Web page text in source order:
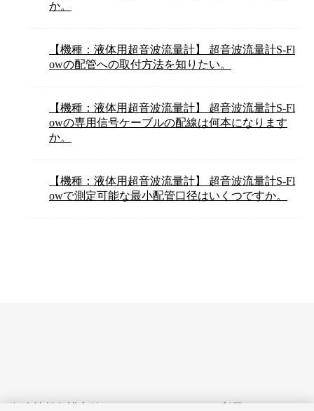
か。
【機種：液体用超音波流量計】 超音波流量計S-Fl
owの配管への取付方法を知りたい。
【機種：液体用超音波流量計】 超音波流量計S-Fl
owの専用信号ケーブルの配線は何本になります
か。
【機種：液体用超音波流量計】 超音波流量計S-Fl
owで測定可能な最小配管口径はいくつですか。